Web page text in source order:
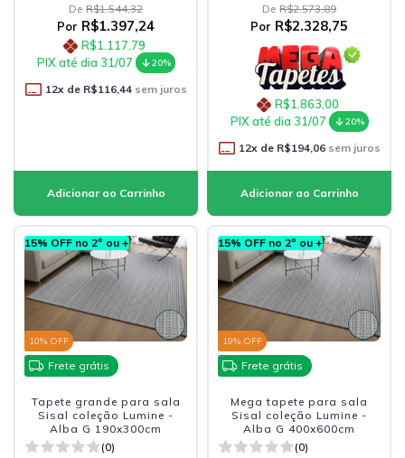
De R$1.544,32
Por R$1.397,24
R$1.117,79
PIX até dia 31/07
20%
12x de R$116,44sem juros
De R$2.573,89
Por R$2.328,75
R$1.863,00
PIX até dia 31/07
20%
12x de R$194,06sem juros
15% OFF no 2º ou +
10% OFF
Frete grátis
Tapete grande para sala
Sisal coleção Lumine -
Alba G 190x300cm
(0)
15% OFF no 2º ou +
19% OFF
Frete grátis
Mega tapete para sala
Sisal coleção Lumine -
Alba G 400x600cm
(0)